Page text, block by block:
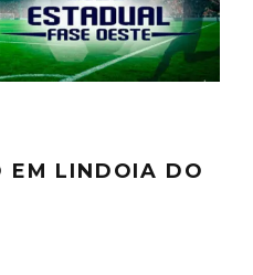
EM LINDOIA DO